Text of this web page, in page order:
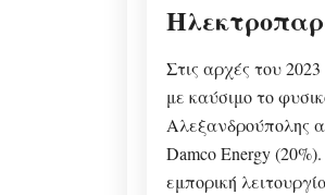
Στις αρχές του
με καύσιμο το
Αλεξανδρούπολης
Damco Energy
εμπορική